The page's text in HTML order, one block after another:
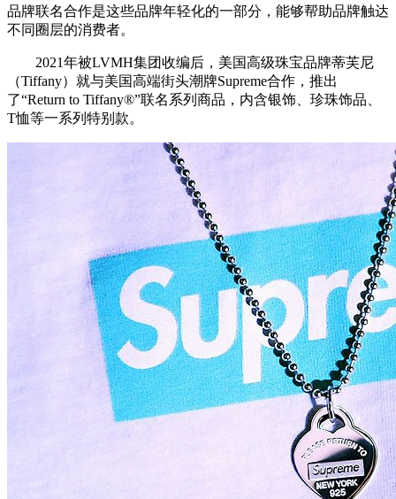
品牌联名合作是这些品牌年轻化的一部分，能够帮助品牌触达
不同圈层的消费者。
2021年被LVMH集团收编后，美国高级珠宝品牌蒂芙尼
（Tiffany）就与美国高端街头潮牌Supreme合作，推出
了“Return to Tiffany®”联名系列商品，内含银饰、珍珠饰品、
T恤等一系列特别款。